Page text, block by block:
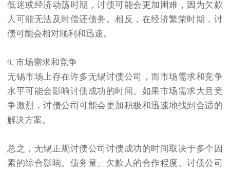
低迷或经济动荡时期，讨债可能会更加困难，因为欠款
人可能无法及时偿还债务。相反，在经济繁荣时期，讨
债可能会相对顺利和迅速。
9. 市场需求和竞争
无锡市场上存在许多无锡讨债公司，而市场需求和竞争
水平可能会影响讨债成功的时间。如果市场需求大且竞
争激烈，讨债公司可能会更加积极和迅速地找到合适的
解决方案。
总之，无锡正规讨债公司讨债成功的时间取决于多个因
素的综合影响。债务量、欠款人的合作程度、讨债公司